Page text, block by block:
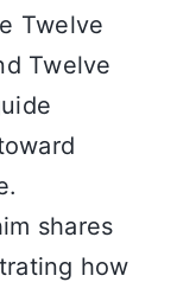
Twelve
Twelve
shares
how